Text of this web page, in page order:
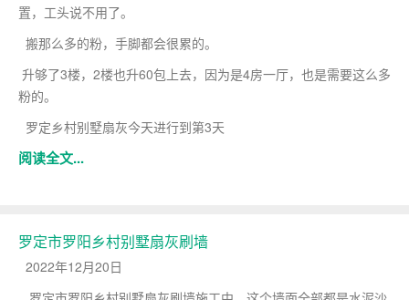
置，工头说不用了。
搬那么多的粉，手脚都会很累的。
升够了3楼，2楼也升60包上去，因为是4房一厅，也是需要这么多
粉的。
罗定乡村别墅扇灰今天进行到第3天
阅读全文...
罗定市罗阳乡村别墅扇灰刷墙
2022年12月20日